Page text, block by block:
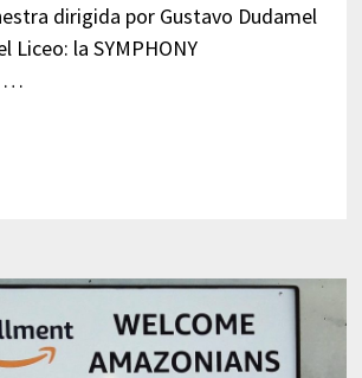
dirigida por Gustavo Dudamel
Liceo: la SYMPHONY
…